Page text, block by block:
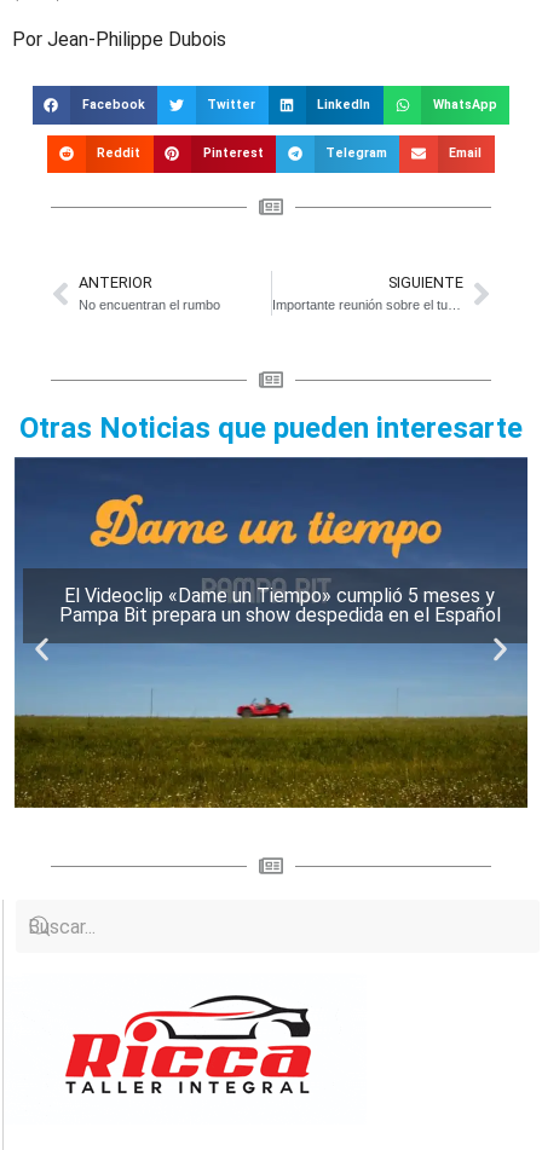
Por Jean-Philippe Dubois
Facebook Twitter LinkedIn WhatsApp
Reddit Pinterest Telegram Email
ANTERIOR
No encuentran el rumbo
SIGUIENTE
Importante reunión sobre el turismo en la región
Otras Noticias que pueden interesarte
El Videoclip «Dame un Tiempo» cumplió 5 meses y
Pampa Bit prepara un show despedida en el Español